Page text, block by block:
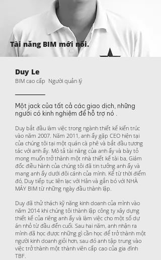
Tài năng BIM mới nổi.
Duy Le
BIM cao cấp Người quản lý
Một jack của tất cả các giao dịch, những
người có kinh nghiệm để hỗ trợ nó .
Duy bắt đầu làm việc trong ngành thiết kế kiến trúc
vào năm 2007. Năm 2011, anh ấy gặp CEO hiện tại
của chúng tôi tại một quán cà phê và bắt đầu tương
tác với anh ấy. Mô tả tài năng của anh ấy và bày tỏ
mong muốn trở thành một nhà thiết kế tài ba, Giám
đốc điều hành của chúng tôi đã tin tưởng anh ấy và
mang anh ấy dưới đôi cánh của mình. Kể từ thời điểm
đó, Duy tiếp tục liên lạc với Hân và gắn bó với NHÀ
MÁY BIM từ những ngày đầu thành lập.
Duy đã thử thách kỹ năng kinh doanh của mình vào
năm 2014 khi chúng tôi thành lập công ty xây dựng
thiết kế của riêng anh ấy và làm việc cho một số dự
án nhỏ từ đầu đến cuối. Sau hai năm, anh nhận ra
mình đã học được những gì cần học để trở thành một
người kinh doanh giỏi hơn, sau đó anh tập trung vào
việc trở thành một thành viên cấp cao của gia đình
TBF.